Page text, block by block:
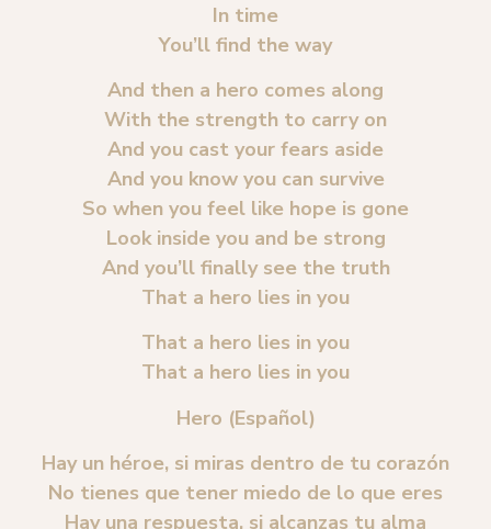
In time
You’ll find the way
And then a hero comes along
With the strength to carry on
And you cast your fears aside
And you know you can survive
So when you feel like hope is gone
Look inside you and be strong
And you’ll finally see the truth
That a hero lies in you
That a hero lies in you
That a hero lies in you
Hero (Español)
Hay un héroe, si miras dentro de tu corazón
No tienes que tener miedo de lo que eres
Hay una respuesta, si alcanzas tu alma